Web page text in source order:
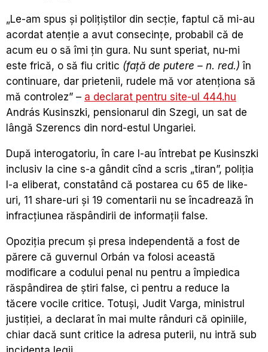
„Le-am spus şi poliţiştilor din secţie, faptul că mi-au
acordat atenţie a avut consecințe, probabil că de
acum eu o să îmi ţin gura. Nu sunt speriat, nu-mi
este frică, o să fiu critic (faţă de putere – n. red.) în
continuare, dar prietenii, rudele mă vor atenţiona să
mă controlez” – a declarat pentru site-ul 444.hu
András Kusinszki, pensionarul din Szegi, un sat de
lângă Szerencs din nord-estul Ungariei.
După interogatoriu, în care l-au întrebat pe Kusinszki
inclusiv la cine s-a gândit cînd a scris „tiran”, poliţia
l-a eliberat, constatând că postarea cu 65 de like-
uri, 11 share-uri şi 19 comentarii nu se încadrează în
infracţiunea răspândirii de informaţii false.
Opoziţia precum şi presa independentă a fost de
părere că guvernul Orbán va folosi această
modificare a codului penal nu pentru a împiedica
răspândirea de ştiri false, ci pentru a reduce la
tăcere vocile critice. Totuși, Judit Varga, ministrul
justiţiei, a declarat în mai multe rânduri că opiniile,
chiar dacă sunt critice la adresa puterii, nu intră sub